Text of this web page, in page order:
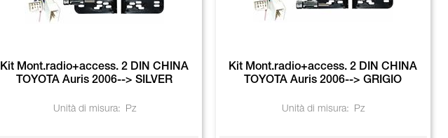
Kit Mont.radio+access. 2 DIN CHINA
TOYOTA Auris 2006--> SILVER
Unità di misura: Pz
Kit Mont.radio+access. 2 DIN CHINA
TOYOTA Auris 2006--> GRIGIO
Unità di misura: Pz